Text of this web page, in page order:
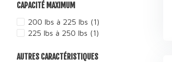
CAPACITÉ MAXIMUM
200 lbs à 225 lbs (1)
225 lbs à 250 lbs (1)
AUTRES CARACTÉRISTIQUES